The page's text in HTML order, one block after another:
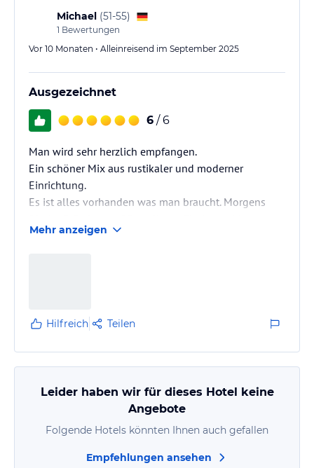
Michael (51-55)
1 Bewertungen
Vor 10 Monaten • Alleinreisend im September 2025
Ausgezeichnet
6 / 6
Man wird sehr herzlich empfangen.
Ein schöner Mix aus rustikaler und moderner
Einrichtung.
Es ist alles vorhanden was man braucht. Morgens
Getränken im Keller.
Grüße aus NRW
Mehr anzeigen
Hilfreich Teilen
Leider haben wir für dieses Hotel keine
Angebote
Folgende Hotels könnten Ihnen auch gefallen
Empfehlungen ansehen